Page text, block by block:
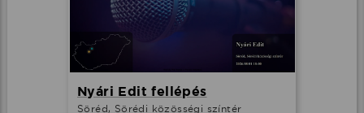
Nyári Edit fellépés
Söréd, Sörédi közösségi színtér